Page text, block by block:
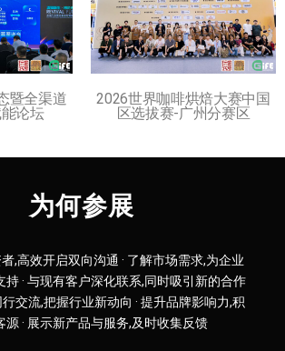
暨全渠道
论坛
2026世界咖啡烘焙大赛中国
区选拔赛-广州分赛区
为何参展
,高效开启双向沟通 · 了解市场需求,为企业
持 · 与现有客户深化联系,同时吸引新的合作
行交流,把握行业新动向 · 提升品牌影响力,积
源 · 展示新产品与服务,及时收集反馈